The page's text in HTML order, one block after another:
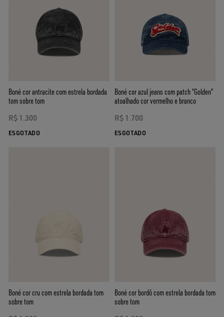
Boné cor antracite com estrela bordada
tom sobre tom
R$ 1.300
ESGOTADO
Boné cor azul jeans com patch “Golden”
atoalhado cor vermelho e branco
R$ 1.700
ESGOTADO
Boné cor cru com estrela bordada tom
sobre tom
Boné cor bordô com estrela bordada tom
sobre tom